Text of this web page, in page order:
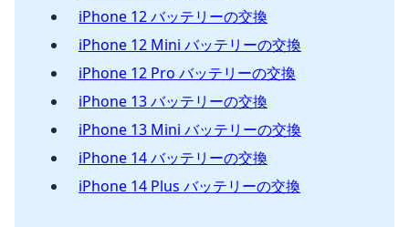
iPhone 12 バッテリーの交換
iPhone 12 Mini バッテリーの交換
iPhone 12 Pro バッテリーの交換
iPhone 13 バッテリーの交換
iPhone 13 Mini バッテリーの交換
iPhone 14 バッテリーの交換
iPhone 14 Plus バッテリーの交換